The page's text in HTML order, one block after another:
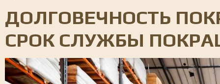
ДОЛГОВЕЧНОСТЬ
СРОК СЛУЖБЫ